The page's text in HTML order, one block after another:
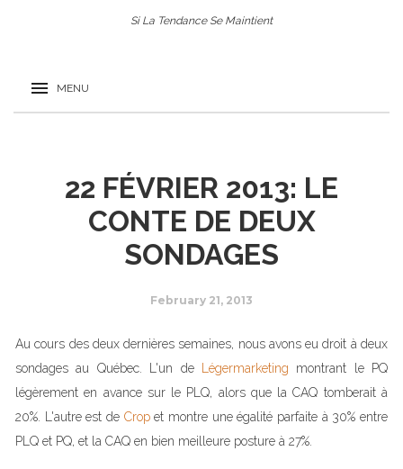
Si La Tendance Se Maintient
22 FÉVRIER 2013: LE
CONTE DE DEUX
SONDAGES
February 21, 2013
Au cours des deux dernières semaines, nous avons eu droit à deux
sondages au Québec. L'un de
Légermarketing montrant le PQ
légèrement en avance sur le PLQ, alors que la CAQ tomberait à
20%. L'autre est de Cropet montre une égalité parfaite à 30% entre
PLQ et PQ, et la CAQ en bien meilleure posture à 27%.